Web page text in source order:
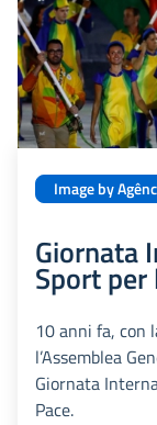
Image by
Giornata
Sport per
10 anni fa, con
l’Assemblea
Giornata
Pace.